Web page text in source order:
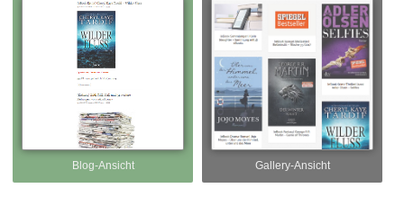
Blog-Ansicht Gallery-Ansicht